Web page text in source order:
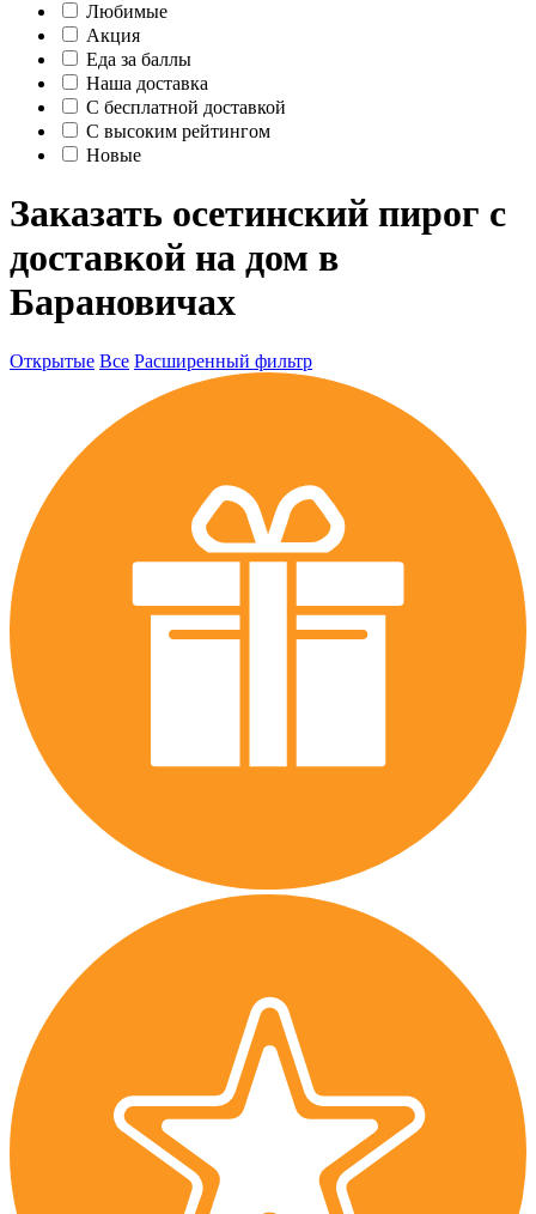
Любимые
Акция
Еда за баллы
Наша доставка
C бесплатной доставкой
С высоким рейтингом
Новые
Заказать осетинский пирог с
доставкой на дом в
Барановичах
Открытые Все Расширенный фильтр